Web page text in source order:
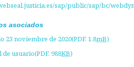
sap/public/sap/bc/
asociados
23 noviembre de 2020(PDF. 1.8mB)
de usuario(PDF. 988KB)